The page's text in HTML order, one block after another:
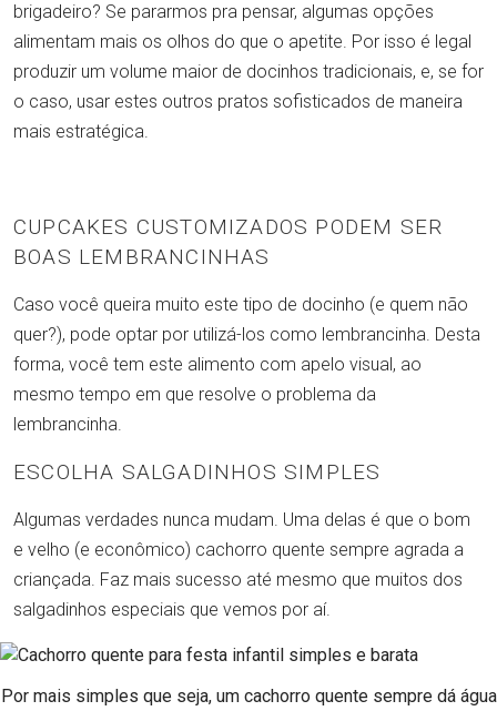
brigadeiro? Se pararmos pra pensar, algumas opções
alimentam mais os olhos do que o apetite. Por isso é legal
produzir um volume maior de docinhos tradicionais, e, se for
o caso, usar estes outros pratos sofisticados de maneira
mais estratégica.
CUPCAKES CUSTOMIZADOS PODEM SER
BOAS LEMBRANCINHAS
Caso você queira muito este tipo de docinho (e quem não
quer?), pode optar por utilizá-los como lembrancinha. Desta
forma, você tem este alimento com apelo visual, ao
mesmo tempo em que resolve o problema da
lembrancinha.
ESCOLHA SALGADINHOS SIMPLES
Algumas verdades nunca mudam. Uma delas é que o bom
e velho (e econômico) cachorro quente sempre agrada a
criançada. Faz mais sucesso até mesmo que muitos dos
salgadinhos especiais que vemos por aí.
Por mais simples que seja, um cachorro quente sempre dá água